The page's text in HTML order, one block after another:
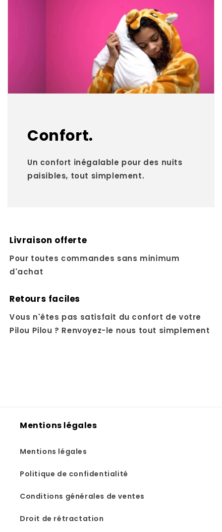
Confort.
Un confort inégalable pour des nuits
paisibles, tout simplement.
Livraison offerte
Pour toutes commandes sans minimum
d'achat
Retours faciles
Vous n'êtes pas satisfait du confort de votre
Pilou Pilou ? Renvoyez-le nous tout simplement
Mentions légales
Mentions légales
Politique de confidentialité
Conditions générales de ventes
Droit de rétractation